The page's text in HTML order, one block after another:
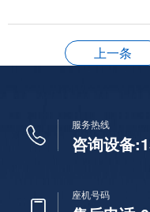
上一条
服务热线
咨询设备
座机号码